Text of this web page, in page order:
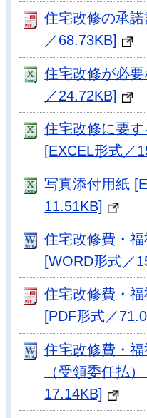
住宅改修の承
／68.73KB]
住宅改修が必
／24.72KB]
住宅改修に要
[EXCEL形式／
写真添付用紙
11.51KB]
住宅改修費・
[WORD形式／
住宅改修費・
[PDF形式／
住宅改修費・
（受領委任払
17.14KB]